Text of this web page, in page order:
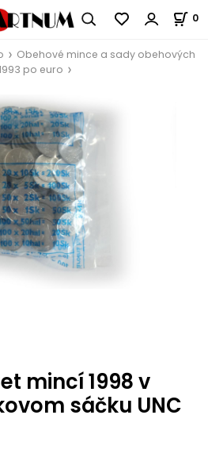
0
Obehové mince a sady obehových
po euro
mincí 1998 v
sáčku UNC